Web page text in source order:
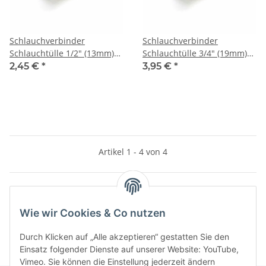
Wie wir Cookies & Co nutzen
Durch Klicken auf „Alle akzeptieren“ gestatten Sie den
Einsatz folgender Dienste auf unserer Website: YouTube,
Vimeo. Sie können die Einstellung jederzeit ändern
Schlauchverbinder
Schlauchtülle 1/2" (13mm)
Messing für Teichschlauch /
2,45 € *
Schlauchverbinder
Schlauchtülle 3/4" (19mm)
Messing für Teichschlauch /
3,95 € *
Artikel 1 - 4 von 4
Kategorien